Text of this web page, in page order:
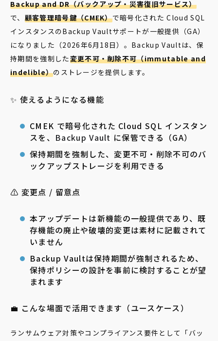
Backup and DR（バックアップ・災害復旧サービス）
で、 顧客管理暗号鍵（CMEK）で暗号化された Cloud SQL
インスタンスのBackup Vaultサポートが一般提供（GA）
になりました（2026年6月18日）。Backup Vaultは、保
持期間を強制した変更不可・削除不可（immutable and
indelible）のストレージを提供します。
✨ 使えるようになる機能
CMEK で暗号化された Cloud SQL インスタン
スを、 Backup Vault に保管できる（GA）
保持期間を強制した、変更不可・削除不可のバ
ックアップストレージを利用できる
⚠️ 変更点 / 留意点
本アップデートは新機能の一般提供であり、既
存機能の廃止や破壊的変更は素材に記載されて
いません
Backup Vaultは保持期間が強制されるため、
保持ポリシーの設計を事前に検討することが望
まれます
💼 こんな場面で活用できます（ユースケース）
ランサムウェア対策やコンプライアンス要件として「バッ